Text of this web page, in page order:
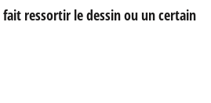
ressortir le dessin ou un certain